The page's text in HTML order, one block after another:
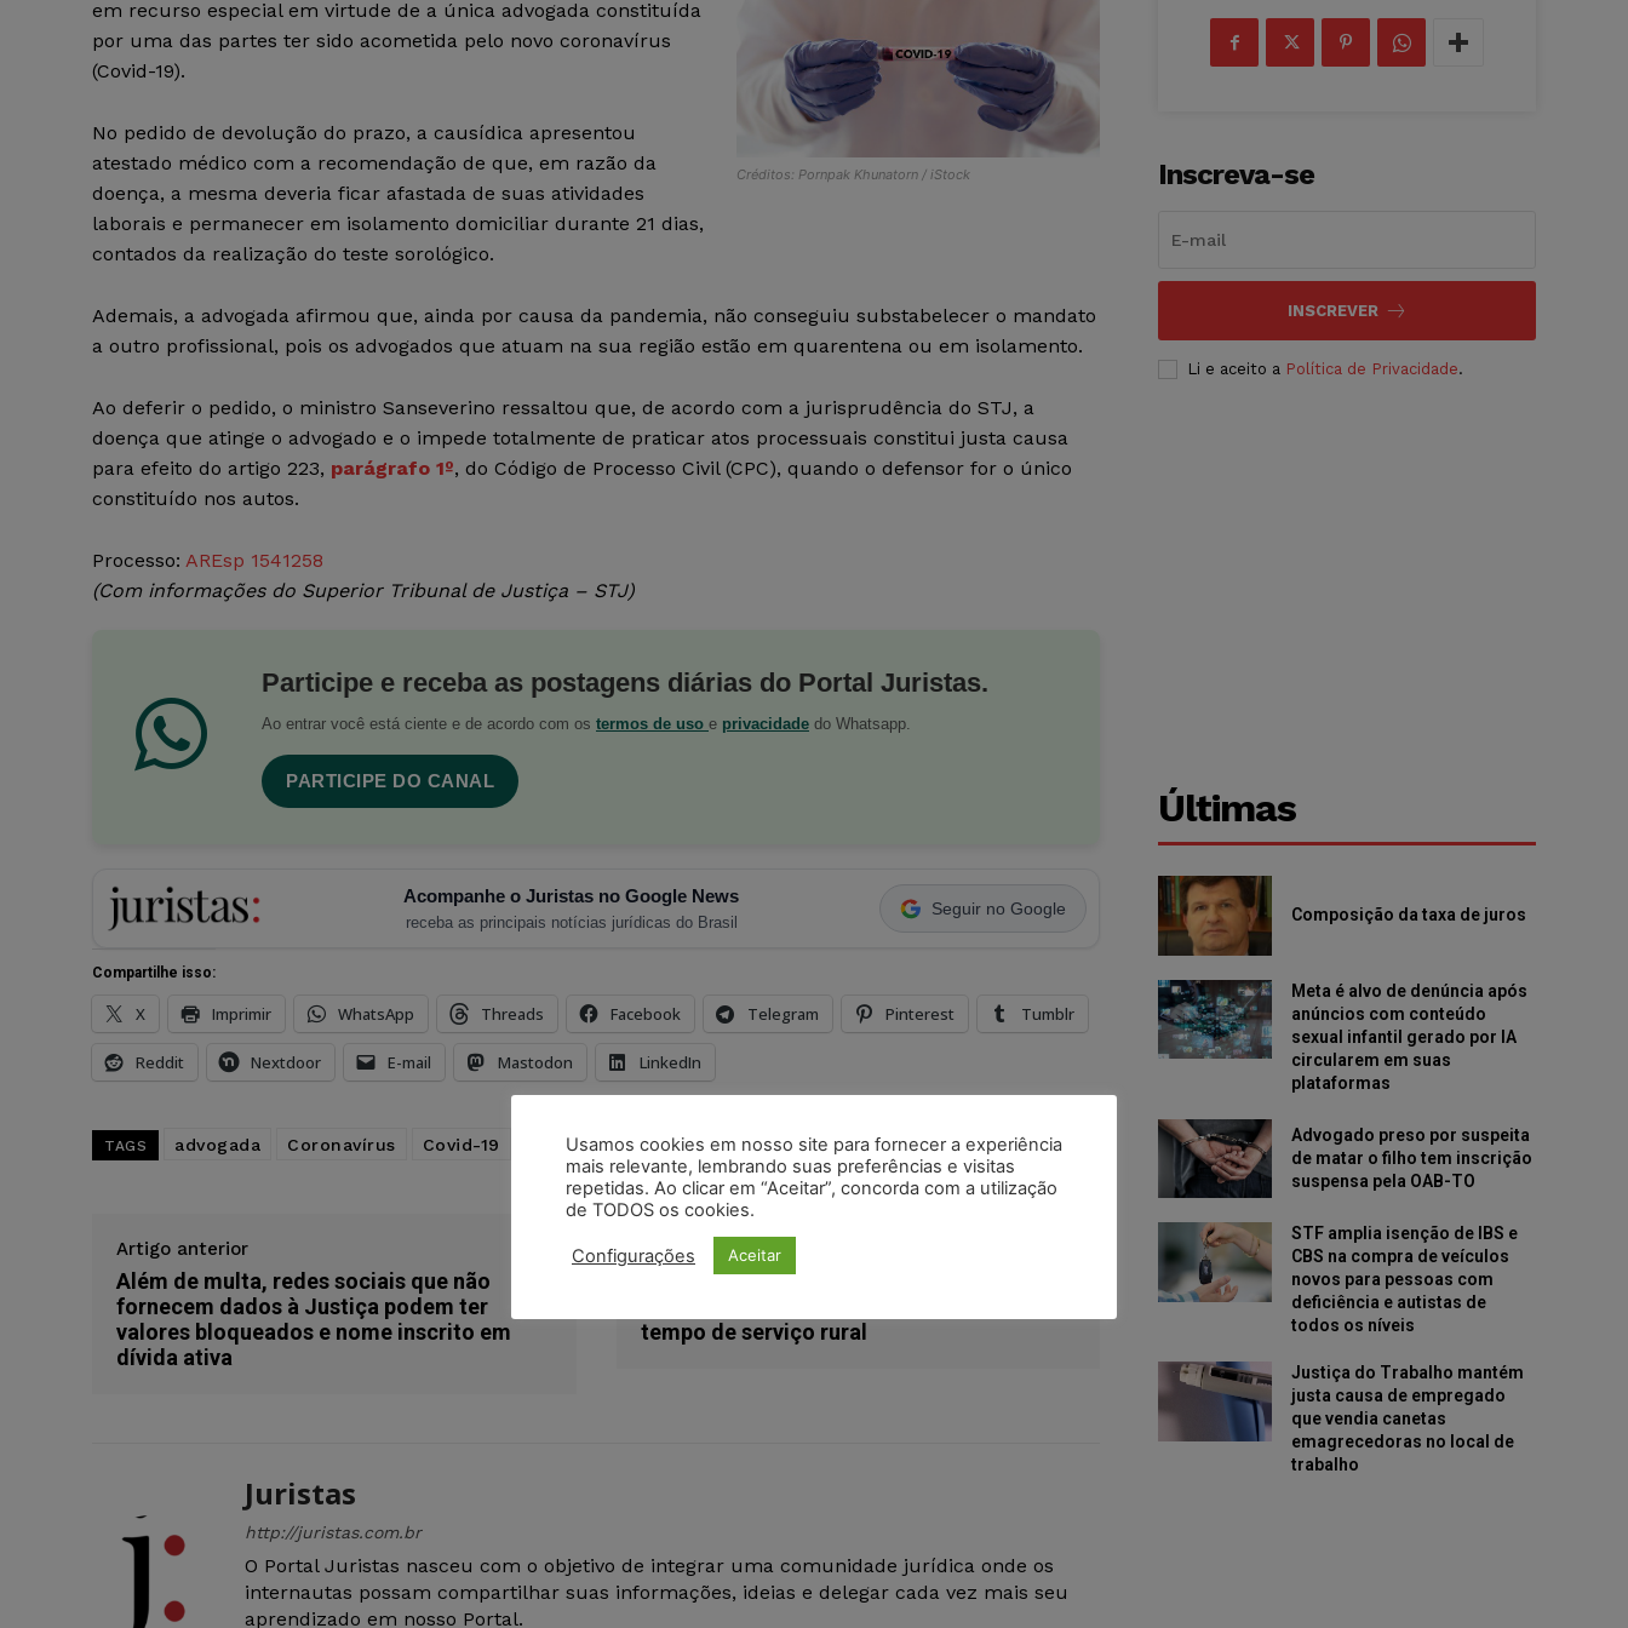
Créditos: Pornpak Khunatorn / iStock
em recurso especial em virtude de a única advogada constituída
por uma das partes ter sido acometida pelo novo coronavírus
(Covid-19).
No pedido de devolução do prazo, a causídica apresentou
atestado médico com a recomendação de que, em razão da
doença, a mesma deveria ficar afastada de suas atividades
laborais e permanecer em isolamento domiciliar durante 21 dias,
contados da realização do teste sorológico.
Ademais, a advogada afirmou que, ainda por causa da pandemia, não conseguiu substabelecer o mandato
a outro profissional, pois os advogados que atuam na sua região estão em quarentena ou em isolamento.
Ao deferir o pedido, o ministro Sanseverino ressaltou que, de acordo com a jurisprudência do STJ, a
doença que atinge o advogado e o impede totalmente de praticar atos processuais constitui justa causa
para efeito do artigo 223, parágrafo 1º, do Código de Processo Civil (CPC), quando o defensor for o único
constituído nos autos.
Processo: AREsp 1541258
(Com informações do Superior Tribunal de Justiça – STJ)
Participe e receba as postagens diárias do Portal Juristas.
Ao entrar você está ciente e de acordo com os termos de uso e privacidade do Whatsapp.
PARTICIPE DO CANAL
Acompanhe o Juristas no Google News
receba as principais notícias jurídicas do Brasil
Seguir no Google
Compartilhe isso:
X Imprimir WhatsApp Threads Facebook Telegram Pinterest Tumblr
Reddit Nextdoor E-mail Mastodon LinkedIn
TAGS advogada Coronavírus Covid-19 paulo de tarso sanseverino STJ
Artigo anterior
Além de multa, redes sociais que não
fornecem dados à Justiça podem ter
valores bloqueados e nome inscrito em
dívida ativa
Próximo artigo
STJ remete ao STF recursos contra
tempo de serviço rural
Juristas
http://juristas.com.br
O Portal Juristas nasceu com o objetivo de integrar uma comunidade jurídica onde os
internautas possam compartilhar suas informações, ideias e delegar cada vez mais seu
aprendizado em nosso Portal.
Inscreva-se
INSCREVER
Li e aceito a Política de Privacidade.
Últimas
Composição da taxa de juros
Meta é alvo de denúncia após
anúncios com conteúdo
sexual infantil gerado por IA
circularem em suas
plataformas
Advogado preso por suspeita
de matar o filho tem inscrição
suspensa pela OAB-TO
STF amplia isenção de IBS e
CBS na compra de veículos
novos para pessoas com
deficiência e autistas de
todos os níveis
Justiça do Trabalho mantém
justa causa de empregado
que vendia canetas
emagrecedoras no local de
trabalho
Usamos cookies em nosso site para fornecer a experiência
mais relevante, lembrando suas preferências e visitas
repetidas. Ao clicar em “Aceitar”, concorda com a utilização
de TODOS os cookies.
Configurações Aceitar